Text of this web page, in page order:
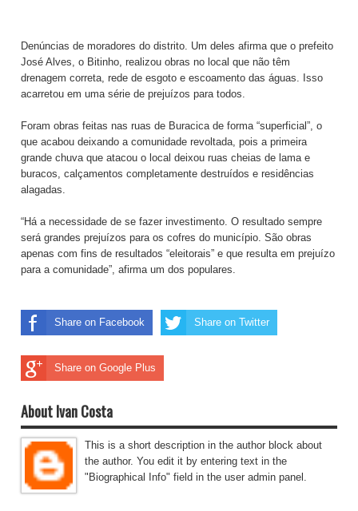
Denúncias de moradores do distrito. Um deles afirma que o prefeito
José Alves, o Bitinho, realizou obras no local que não têm
drenagem correta, rede de esgoto e escoamento das águas. Isso
acarretou em uma série de prejuízos para todos.
Foram obras feitas nas ruas de Buracica de forma “superficial”, o
que acabou deixando a comunidade revoltada, pois a primeira
grande chuva que atacou o local deixou ruas cheias de lama e
buracos, calçamentos completamente destruídos e residências
alagadas.
“Há a necessidade de se fazer investimento. O resultado sempre
será grandes prejuízos para os cofres do município. São obras
apenas com fins de resultados “eleitorais” e que resulta em prejuízo
para a comunidade”, afirma um dos populares.
Share on Facebook Share on Twitter
Share on Google Plus
About Ivan Costa
This is a short description in the author block about
the author. You edit it by entering text in the
"Biographical Info" field in the user admin panel.